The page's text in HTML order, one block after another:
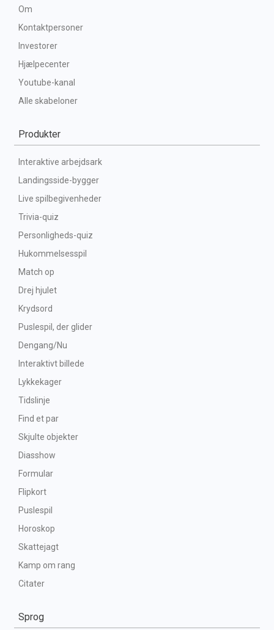
Om
Kontaktpersoner
Investorer
Hjælpecenter
Youtube-kanal
Alle skabeloner
Produkter
Interaktive arbejdsark
Landingsside-bygger
Live spilbegivenheder
Trivia-quiz
Personligheds-quiz
Hukommelsesspil
Match op
Drej hjulet
Krydsord
Puslespil, der glider
Dengang/Nu
Interaktivt billede
Lykkekager
Tidslinje
Find et par
Skjulte objekter
Diasshow
Formular
Flipkort
Puslespil
Horoskop
Skattejagt
Kamp om rang
Citater
Sprog